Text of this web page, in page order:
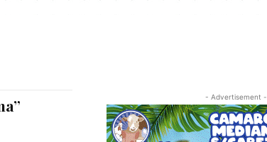
- Advertisement -